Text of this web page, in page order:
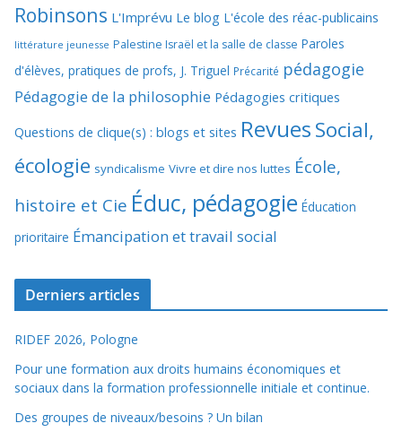
Robinsons L'Imprévu Le blog L'école des réac-publicains
littérature jeunesse Palestine Israël et la salle de classe Paroles
d'élèves, pratiques de profs, J. Triguel Précarité pédagogie
Pédagogie de la philosophie Pédagogies critiques
Questions de clique(s) : blogs et sites RevuesSocial,
écologie syndicalisme Vivre et dire nos luttes École,
histoire et Cie Éduc, pédagogie Éducation
prioritaire Émancipation et travail social
Derniers articles
RIDEF 2026, Pologne
Pour une formation aux droits humains économiques et
sociaux dans la formation professionnelle initiale et continue.
Des groupes de niveaux/besoins ? Un bilan